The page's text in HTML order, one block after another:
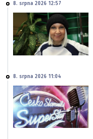
8. srpna 2026 12:57
8. srpna 2026 11:04